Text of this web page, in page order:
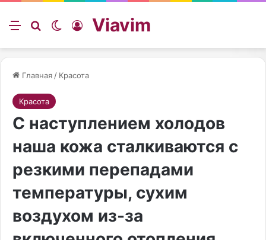
Меню ИскатьSwitch skin
Войти
Viavim
Главная / Красота
Красота
С наступлением холодов
наша кожа сталкиваются с
резкими перепадами
температуры, сухим
воздухом из-за